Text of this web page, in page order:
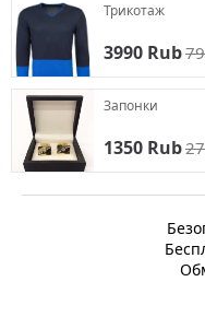
Трикотаж
3990 Rub
Запонки
1350 Rub